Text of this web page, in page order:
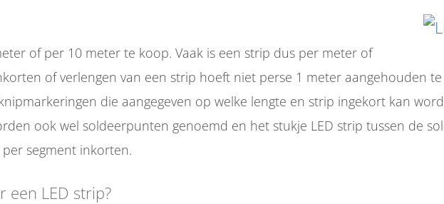
of per 10 meter te koop. Vaak is een strip dus per meter of
of verlengen van een strip hoeft niet perse 1 meter aangehouden
die aangegeven op welke lengte en strip ingekort kan
ook wel soldeerpunten genoemd en het stukje LED strip tussen de
segment inkorten.
een LED strip?